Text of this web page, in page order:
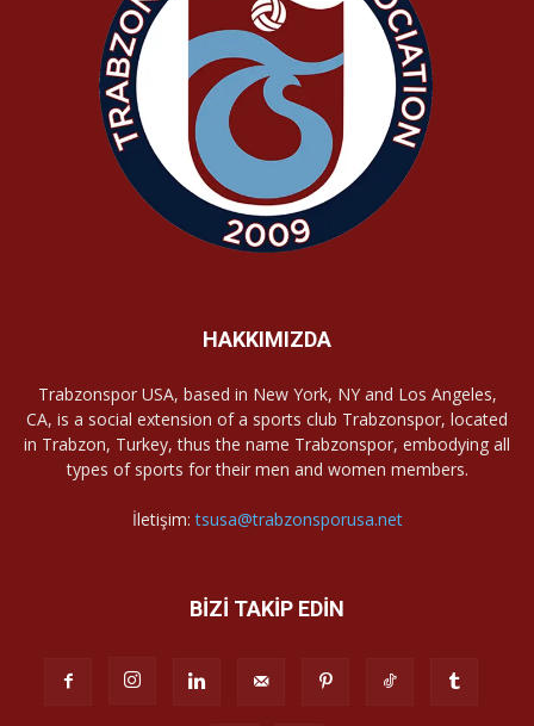
HAKKIMIZDA
Trabzonspor USA, based in New York, NY and Los Angeles,
CA, is a social extension of a sports club Trabzonspor, located
in Trabzon, Turkey, thus the name Trabzonspor, embodying all
types of sports for their men and women members.
İletişim:tsusa@trabzonsporusa.net
BİZİ TAKİP EDİN